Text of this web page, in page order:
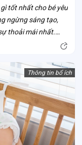
tốt nhất cho bé yêu
ngừng sáng tạo,
thoải mái nhất.
số đó. Đây là công
Thông tin bổ ích